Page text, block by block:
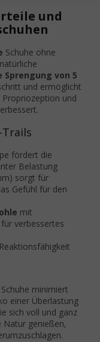
und
Schuhe ohne
Sprengung von 5
und ermöglicht
und
fördert die
Belastung
sorgt für
Gefühl für den
mit
verbessertes
minimiert
einer Überlastung
sich voll und ganz
Natur genießen,